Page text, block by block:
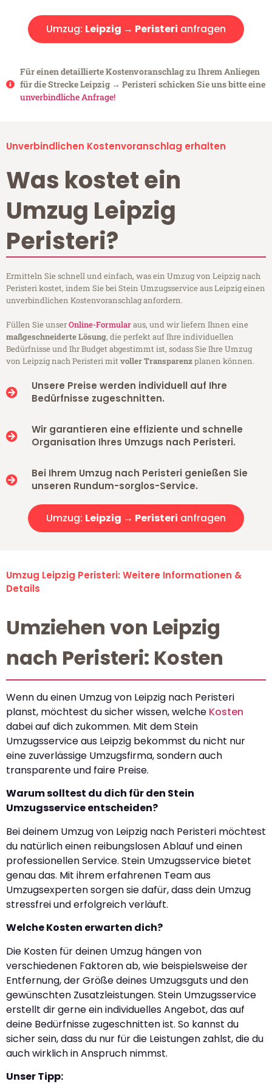
Umzug: Leipzig → Peristeri anfragen
Für einen detaillierte Kostenvoranschlag zu Ihrem Anliegen
für die Strecke Leipzig → Peristeri schicken Sie uns bitte eine
unverbindliche Anfrage!
Unverbindlichen Kostenvoranschlag erhalten
Was kostet ein
Umzug Leipzig
Peristeri?
Ermitteln Sie schnell und einfach, was ein Umzug von Leipzig nach
Peristeri kostet, indem Sie bei Stein Umzugsservice aus Leipzig einen
unverbindlichen Kostenvoranschlag anfordern.
Füllen Sie unserOnline-Formularaus, und wir liefern Ihnen eine
maßgeschneiderte Lösung, die perfekt auf Ihre individuellen
Bedürfnisse und Ihr Budget abgestimmt ist, sodass Sie Ihre Umzug
von Leipzig nach Peristeri mitvoller Transparenzplanen können.
Unsere Preise werden individuell auf Ihre
Bedürfnisse zugeschnitten.
Wir garantieren eine effiziente und schnelle
Organisation Ihres Umzugs nach Peristeri.
Bei Ihrem Umzug nach Peristeri genießen Sie
unseren Rundum-sorglos-Service.
Umzug: Leipzig → Peristeri anfragen
Umzug Leipzig Peristeri: Weitere Informationen &
Details
Umziehen von Leipzig
nach Peristeri: Kosten
Wenn du einen Umzug von Leipzig nach Peristeri
planst, möchtest du sicher wissen, welche Kosten
dabei auf dich zukommen. Mit dem Stein
Umzugsservice aus Leipzig bekommst du nicht nur
eine zuverlässige Umzugsfirma, sondern auch
transparente und faire Preise.
Warum solltest du dich für den Stein
Umzugsservice entscheiden?
Bei deinem Umzug von Leipzig nach Peristeri möchtest
du natürlich einen reibungslosen Ablauf und einen
professionellen Service. Stein Umzugsservice bietet
genau das. Mit ihrem erfahrenen Team aus
Umzugsexperten sorgen sie dafür, dass dein Umzug
stressfrei und erfolgreich verläuft.
Welche Kosten erwarten dich?
Die Kosten für deinen Umzug hängen von
verschiedenen Faktoren ab, wie beispielsweise der
Entfernung, der Größe deines Umzugsguts und den
gewünschten Zusatzleistungen. Stein Umzugsservice
erstellt dir gerne ein individuelles Angebot, das auf
deine Bedürfnisse zugeschnitten ist. So kannst du
sicher sein, dass du nur für die Leistungen zahlst, die du
auch wirklich in Anspruch nimmst.
Unser Tipp: